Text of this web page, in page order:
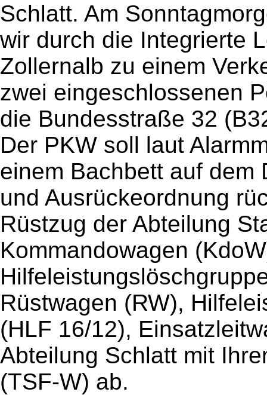
Schlatt. Am
wir durch die Integrierte
Zollernalb zu einem
zwei eingeschlossenen
die Bundesstraße 32
Der PKW soll laut
einem Bachbett auf dem
und Ausrückeordnung
Rüstzug der Abteilung
Kommandowagen
Rüstwagen (RW),
(HLF 16/12),
Abteilung Schlatt mit
(TSF-W) ab.